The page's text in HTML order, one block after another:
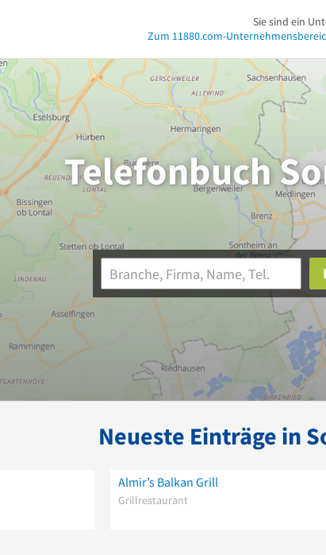
Sie sind ein
Zum 11880.com-
Telefonbuch
Neueste Einträge in
Almir’s Balkan Grill
Grillrestaurant